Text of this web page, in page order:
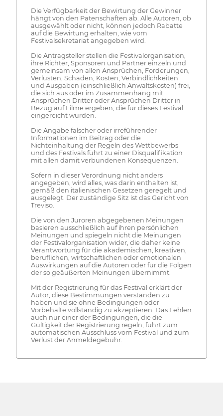
Die Verfügbarkeit der Bewirtung der Gewinner
hängt von den Patenschaften ab. Alle Autoren, ob
ausgewählt oder nicht, können jedoch Rabatte
auf die Bewirtung erhalten, wie vom
Festivalsekretariat angegeben wird.
Die Antragsteller stellen die Festivalorganisation,
ihre Richter, Sponsoren und Partner einzeln und
gemeinsam von allen Ansprüchen, Forderungen,
Verlusten, Schäden, Kosten, Verbindlichkeiten
und Ausgaben (einschließlich Anwaltskosten) frei,
die sich aus oder im Zusammenhang mit
Ansprüchen Dritter oder Ansprüchen Dritter in
Bezug auf Filme ergeben, die für dieses Festival
eingereicht wurden.
Die Angabe falscher oder irreführender
Informationen im Beitrag oder die
Nichteinhaltung der Regeln des Wettbewerbs
und des Festivals führt zu einer Disqualifikation
mit allen damit verbundenen Konsequenzen.
Sofern in dieser Verordnung nicht anders
angegeben, wird alles, was darin enthalten ist,
gemäß den italienischen Gesetzen geregelt und
ausgelegt. Der zuständige Sitz ist das Gericht von
Treviso.
Die von den Juroren abgegebenen Meinungen
basieren ausschließlich auf ihren persönlichen
Meinungen und spiegeln nicht die Meinungen
der Festivalorganisation wider, die daher keine
Verantwortung für die akademischen, kreativen,
beruflichen, wirtschaftlichen oder emotionalen
Auswirkungen auf die Autoren oder für die Folgen
der so geäußerten Meinungen übernimmt.
Mit der Registrierung für das Festival erklärt der
Autor, diese Bestimmungen verstanden zu
haben und sie ohne Bedingungen oder
Vorbehalte vollständig zu akzeptieren. Das Fehlen
auch nur einer der Bedingungen, die die
Gültigkeit der Registrierung regeln, führt zum
automatischen Ausschluss vom Festival und zum
Verlust der Anmeldegebühr.